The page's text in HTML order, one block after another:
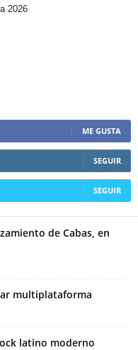
2026
ME GUSTA
SEGUIR
SEGUIR
de Cabas, en
multiplataforma
latino moderno